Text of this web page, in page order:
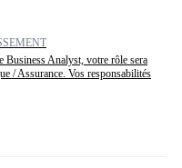
Business Analyst, votre rôle sera
/ Assurance. Vos responsabilités